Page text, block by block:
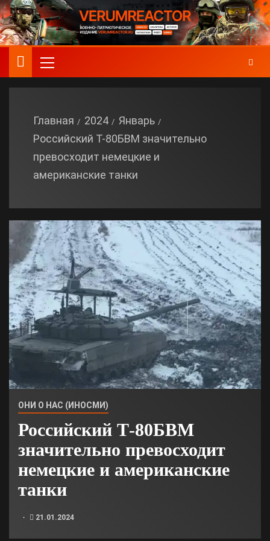
Главная 2024
Январь
Российский Т-80БВМ значительно
превосходит немецкие и
американские танки
ОНИ О НАС (ИНОСМИ)
Российский Т-80БВМ
значительно превосходит
немецкие и американские
танки
21.01.2024